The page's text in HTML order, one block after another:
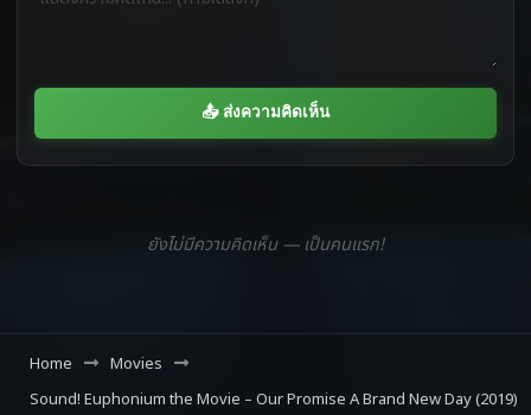
📤 ส่งความคิดเห็น
ยังไม่มีความคิดเห็น — เป็นคนแรก!
Home
Movies
Sound! Euphonium the Movie – Our Promise A Brand New Day (2019)